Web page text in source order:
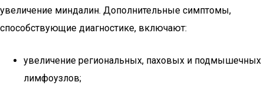
увеличение миндалин. Дополнительные симптомы,
способствующие диагностике, включают:
увеличение региональных, паховых и подмышечных
лимфоузлов;